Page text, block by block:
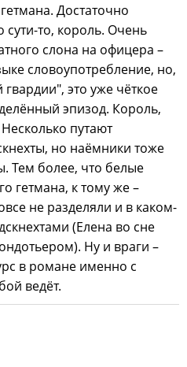
Достаточно
сути-то, король. Очень
слона на офицера –
словоупотребление, но,
это уже чёткое
эпизод. Король,
путают
но наёмники тоже
Тем более, что белые
гетмана, к тому же –
не разделяли и в каком-
(Елена во сне
Ну и враги –
в романе именно с
ведёт.